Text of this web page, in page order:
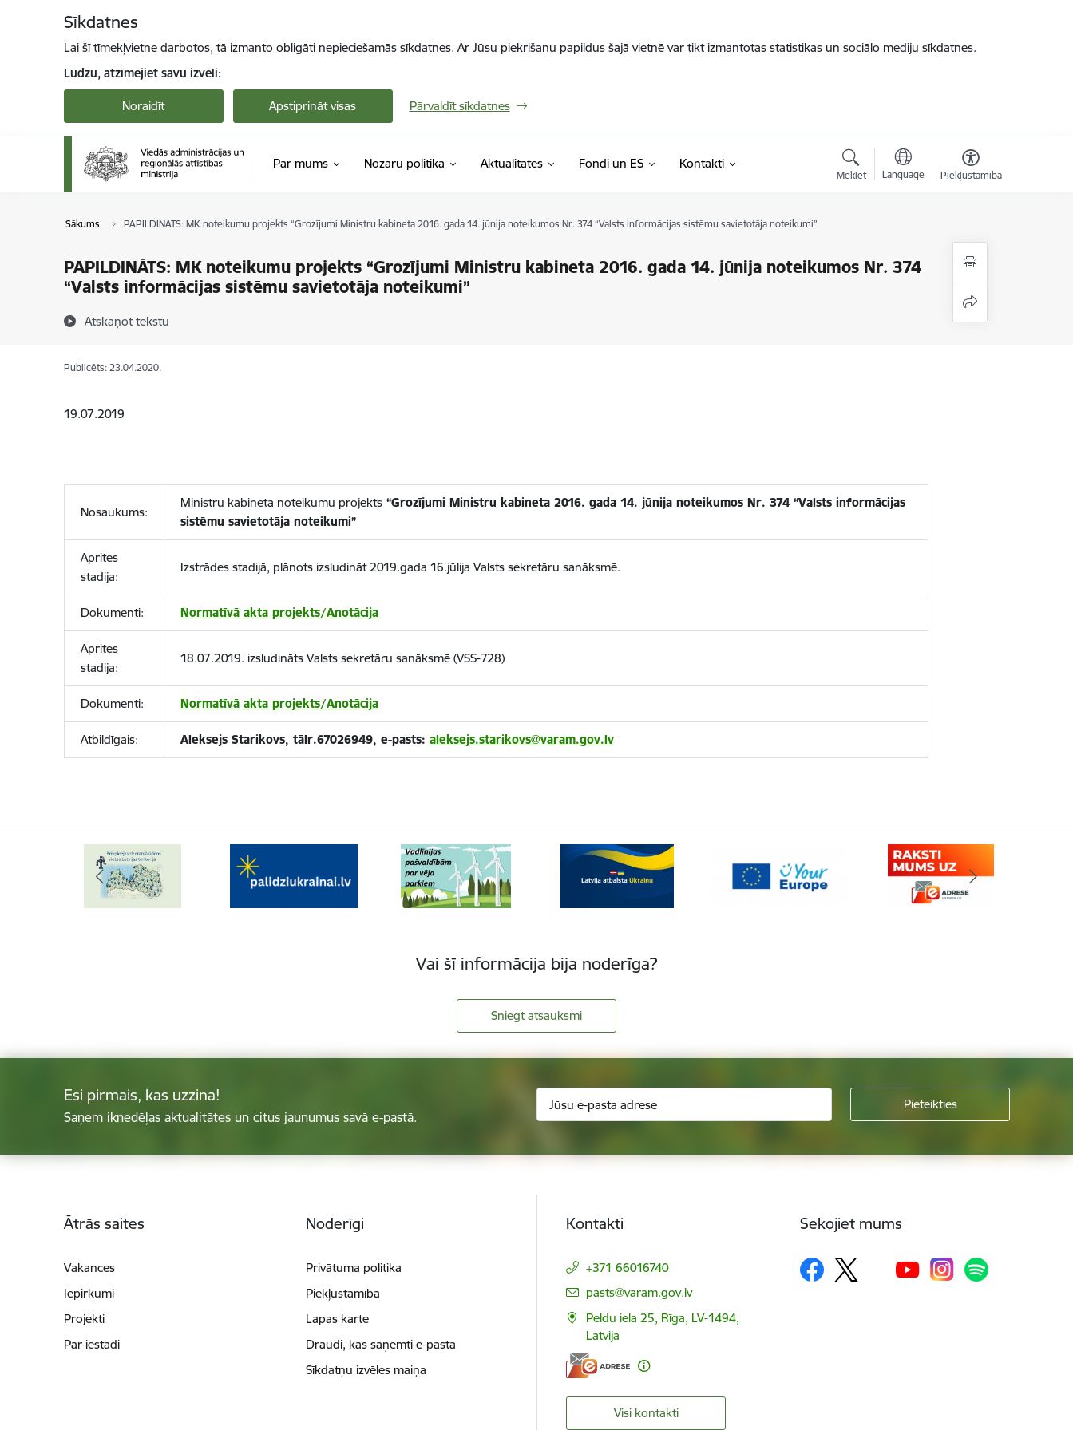
Sīkdatnes
Lai šī tīmekļvietne darbotos, tā izmanto obligāti nepieciešamās sīkdatnes. Ar Jūsu piekrišanu papildus šajā vietnē var tikt izmantotas statistikas un sociālo mediju sīkdatnes.
Lūdzu, atzīmējiet savu izvēli:
Noraidīt Apstiprināt visas Pārvaldīt sīkdatnes
Par mums Nozaru politika Aktualitātes Fondi un ES Kontakti
Meklēt Language Piekļūstamība
Sākums PAPILDINĀTS: MK noteikumu projekts “Grozījumi Ministru kabineta 2016. gada 14. jūnija noteikumos Nr. 374 “Valsts informācijas sistēmu savietotāja noteikumi”
PAPILDINĀTS: MK noteikumu projekts “Grozījumi Ministru kabineta 2016. gada 14. jūnija noteikumos Nr. 374
“Valsts informācijas sistēmu savietotāja noteikumi”
Atskaņot tekstu
Publicēts: 23.04.2020.
19.07.2019
Nosaukums:
Ministru kabineta noteikumu projekts“Grozījumi Ministru kabineta 2016. gada 14. jūnija noteikumos Nr. 374 “Valsts informācijas
sistēmu savietotāja noteikumi”
Aprites
stadija:
Izstrādes stadijā, plānots izsludināt 2019.gada 16.jūlija Valsts sekretāru sanāksmē.
Dokumenti: Normatīvā akta projekts/Anotācija
Aprites
stadija:
18.07.2019. izsludināts Valsts sekretāru sanāksmē (VSS-728)
Dokumenti: Normatīvā akta projekts/Anotācija
Atbildīgais: Aleksejs Starikovs, tālr.67026949, e-pasts: aleksejs.starikovs@varam.gov.lv
Vai šī informācija bija noderīga?
Sniegt atsauksmi
Esi pirmais, kas uzzina!
Saņem iknedēļas aktualitātes un citus jaunumus savā e-pastā.
Ātrās saites
Vakances
Iepirkumi
Projekti
Par iestādi
Noderīgi
Privātuma politika
Piekļūstamība
Lapas karte
Draudi, kas saņemti e-pastā
Sīkdatņu izvēles maiņa
Kontakti
+371 66016740
E-pasts:
pasts@varam.gov.lv
Peldu iela 25, Rīga, LV-1494,
Latvija
Visi kontakti
Sekojiet mums